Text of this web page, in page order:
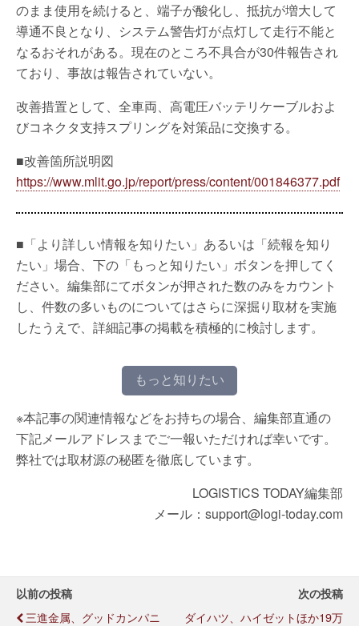
のまま使用を続けると、端子が酸化し、抵抗が増大して
導通不良となり、システム警告灯が点灯して走行不能と
なるおそれがある。現在のところ不具合が30件報告され
ており、事故は報告されていない。
改善措置として、全車両、高電圧バッテリケーブルおよ
びコネクタ支持スプリングを対策品に交換する。
■改善箇所説明図
https://www.mlit.go.jp/report/press/content/001846377.pdf
■「より詳しい情報を知りたい」あるいは「続報を知り
たい」場合、下の「もっと知りたい」ボタンを押してく
ださい。編集部にてボタンが押された数のみをカウント
し、件数の多いものについてはさらに深掘り取材を実施
したうえで、詳細記事の掲載を積極的に検討します。
もっと知りたい
※本記事の関連情報などをお持ちの場合、編集部直通の
下記メールアドレスまでご一報いただければ幸いです。
弊社では取材源の秘匿を徹底しています。
LOGISTICS TODAY編集部
メール：support@logi-today.com
以前の投稿
三進金属、グッドカンパニ
次の投稿
ダイハツ、ハイゼットほか19万